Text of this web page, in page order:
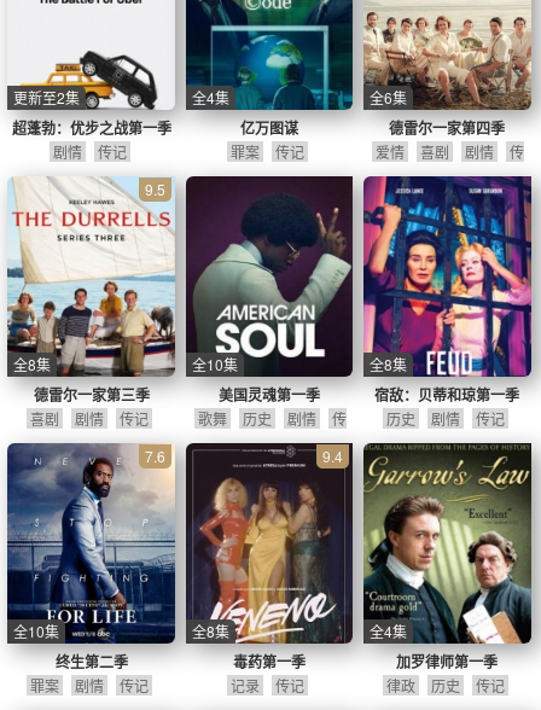
超蓬勃：优步之战第一季
更新至2集
剧情 传记
亿万图谋
全4集
罪案 传记
德雷尔一家第四季
全6集
爱情 喜剧 剧情
传
记
德雷尔一家第三季
9.5
全8集
喜剧 剧情 传记
美国灵魂第一季
全10集
歌舞 历史 剧情
传
记
宿敌：贝蒂和琼第一季
全8集
历史 剧情 传记
终生第二季
7.6
全10集
罪案 剧情 传记
毒药第一季
9.4
全8集
记录 传记
加罗律师第一季
全4集
律政 历史 传记